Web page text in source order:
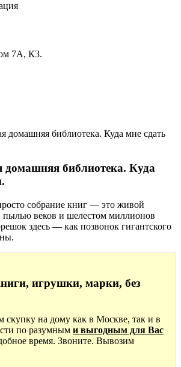
7А, К3.
домашняя библиотека. Куда мне сдать
библиотека. Куда
собрание книг — это живой
веков и шелестом миллионов
здесь — как позвонок гигантского
игрушки, марки, без
скупку на дому как в Москве, так и в
по разумным и выгодным для Вас
время. Звоните. Вывозим